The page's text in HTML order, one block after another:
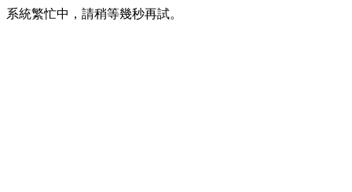
系統繁忙中，請稍等幾秒再試。